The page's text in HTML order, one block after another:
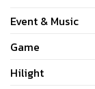
Event & Music
Game
Hilight